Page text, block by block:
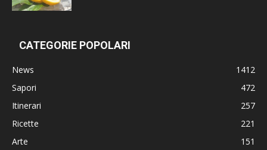
CATEGORIE POPOLARI
News
1412
Sapori
472
Itinerari
257
Ricette
221
Arte
151